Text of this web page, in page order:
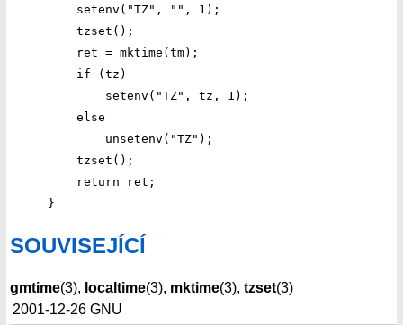
    setenv("TZ", "", 1);
    tzset();
    ret = mktime(tm);
    if (tz)
        setenv("TZ", tz, 1);
    else
        unsetenv("TZ");
    tzset();
    return ret;
SOUVISEJÍCÍ
gmtime(3), localtime(3), mktime(3), tzset(3)
2001-12-26 GNU